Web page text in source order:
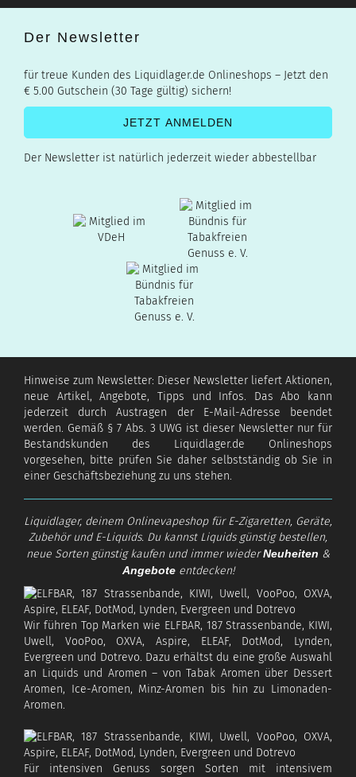
Der Newsletter
für treue Kunden des Liquidlager.de Onlineshops – Jetzt den
€ 5.00 Gutschein (30 Tage gültig) sichern!
Der Newsletter ist natürlich jederzeit wieder abbestellbar
Hinweise zum Newsletter: Dieser Newsletter liefert Aktionen,
neue Artikel, Angebote, Tipps und Infos. Das Abo kann
jederzeit durch Austragen der E-Mail-Adresse beendet
werden. Gemäß § 7 Abs. 3 UWG ist dieser Newsletter nur für
Bestandskunden des Liquidlager.de Onlineshops
vorgesehen, bitte prüfen Sie daher selbstständig ob Sie in
einer Geschäftsbeziehung zu uns stehen.
Liquidlager, deinem Onlinevapeshop für E-Zigaretten, Geräte,
Zubehör und E-Liquids. Du kannst Liquids günstig bestellen,
neue Sorten günstig kaufen und immer wiederNeuheiten &
Angeboteentdecken!
Wir führen Top Marken wie ELFBAR, 187 Strassenbande, KIWI,
Uwell, VooPoo, OXVA, Aspire, ELEAF, DotMod, Lynden,
Evergreen und Dotrevo. Dazu erhältst du eine große Auswahl
an Liquids und Aromen – von Tabak Aromen über Dessert
Aromen, Ice-Aromen, Minz-Aromen bis hin zu Limonaden-
Aromen.
Für intensiven Genuss sorgen Sorten mit intensivem